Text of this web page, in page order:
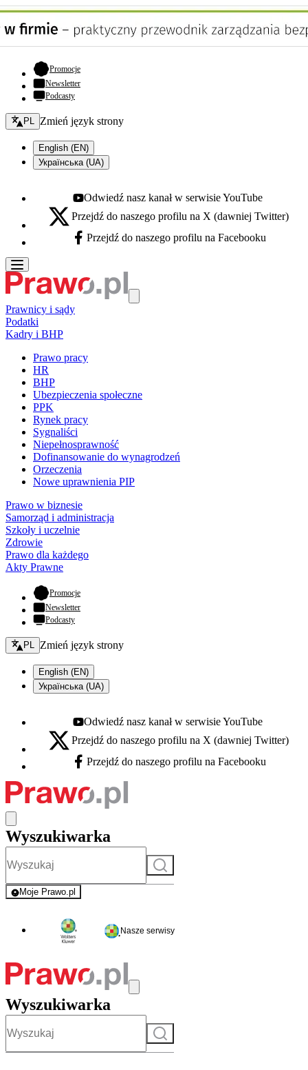
Promocje- otwiera się w nowej karcie
Newsletter
Podcasty
Zmień język - bieżący:
PL Zmień język strony
English (EN)
Українська (UA)
Youtube - otwiera się w nowej karcie
Odwiedź nasz kanał w serwisie YouTube
X - otwiera się w nowej karcie
Przejdź do naszego profilu na X (dawniej Twitter)
Facebook - otwiera się w nowej karcie
Przejdź do naszego profilu na Facebooku
Prawnicy i sądy
Podatki
Kadry i BHP
Prawo pracy
HR
BHP
Ubezpieczenia społeczne
PPK
Rynek pracy
Sygnaliści
Niepełnosprawność
Dofinansowanie do wynagrodzeń
Orzeczenia
Nowe uprawnienia PIP
Prawo w biznesie
Samorząd i administracja
Szkoły i uczelnie
Zdrowie
Prawo dla każdego
Akty Prawne
Promocje- otwiera się w nowej karcie
Newsletter
Podcasty
Zmień język - bieżący:
PL Zmień język strony
English (EN)
Українська (UA)
Youtube - otwiera się w nowej karcie
Odwiedź nasz kanał w serwisie YouTube
X - otwiera się w nowej karcie
Przejdź do naszego profilu na X (dawniej Twitter)
Facebook - otwiera się w nowej karcie
Przejdź do naszego profilu na Facebooku
Wyszukiwarka
Szukaj
Moje Prawo.pl
- rejestracja i logowanie do serwisu
Nasze serwisy
Wyszukiwarka
Szukaj